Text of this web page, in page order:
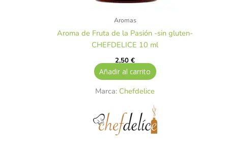
Aromas
Aroma de Fruta de la Pasión -sin gluten-
CHEFDELICE 10 ml
2,50€
Añadir al carrito
Marca: Chefdelice